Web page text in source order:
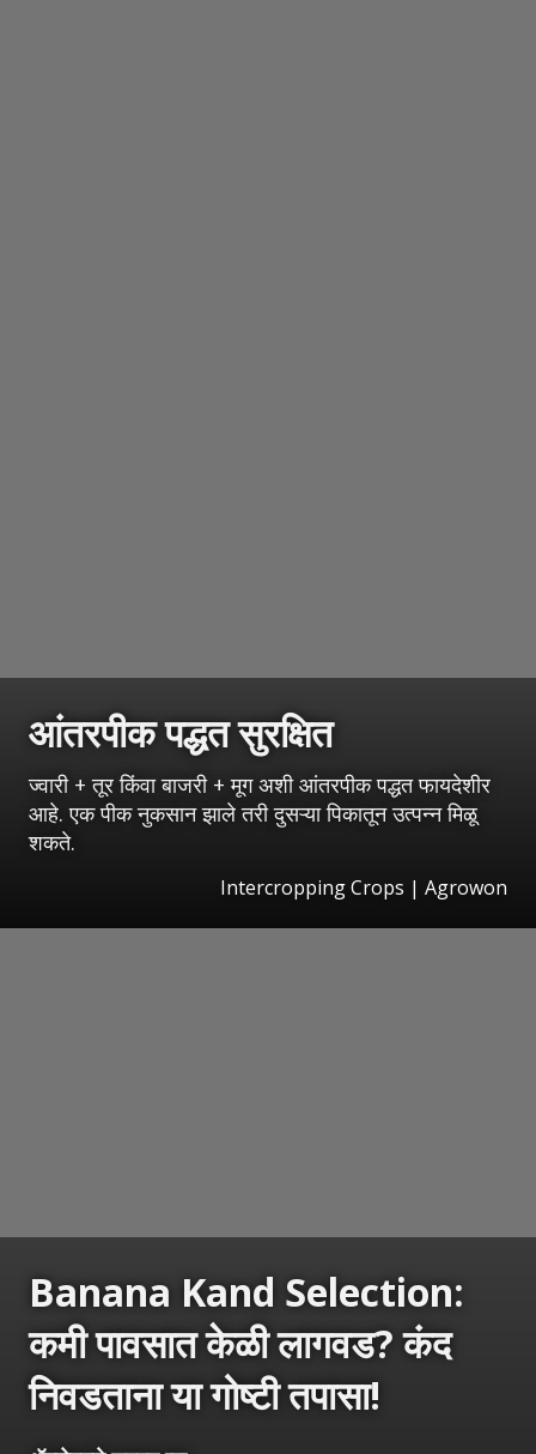
आंतरपीक पद्धत सुरक्षित
ज्वारी + तूर किंवा बाजरी + मूग अशी आंतरपीक पद्धत फायदेशीर
आहे. एक पीक नुकसान झाले तरी दुसऱ्या पिकातून उत्पन्न मिळू
शकते.
Intercropping Crops | Agrowon
Banana Kand Selection:
कमी पावसात केळी लागवड? कंद
निवडताना या गोष्टी तपासा!